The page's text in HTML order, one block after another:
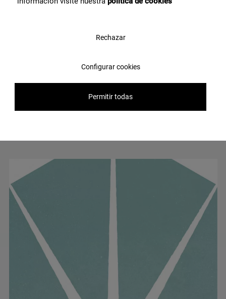
Rechazar
Configurar cookies
Permitir todas